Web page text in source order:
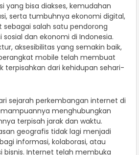
yang bisa diakses, kemudahan
serta tumbuhnya ekonomi digital,
salah satu pendorong
dan ekonomi di Indonesia.
aksesibilitas yang semakin baik,
mobile telah membuat
terpisahkan dari kehidupan sehari-
sejarah perkembangan internet di
menghubungkan
terpisah jarak dan waktu.
geografis tidak lagi menjadi
informasi, kolaborasi, atau
bisnis. Internet telah membuka